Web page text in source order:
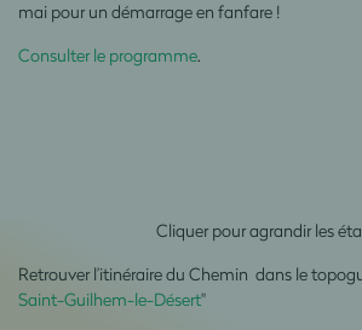
mai pour un démarrage en fanfare !
Consulter le programme.
Cliquer pour agrandir les
Retrouver l’itinéraire du Chemin dans le
Saint-Guilhem-le-Désert"